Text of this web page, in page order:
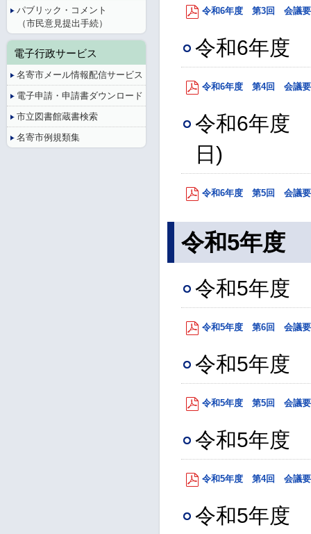
令和6年度 第3回 会議要
令和6年度
令和6年度 第4回 会議要
令和6年度
日)
令和6年度 第5回 会議要
令和5年度
令和5年度
令和5年度 第6回 会議要
令和5年度
令和5年度 第5回 会議要
令和5年度
令和5年度 第4回 会議要
令和5年度
パブリック・コメント
（市民意見提出手続）
電子行政サービス
名寄市メール情報配信サービス
電子申請・申請書ダウンロード
市立図書館蔵書検索
名寄市例規類集